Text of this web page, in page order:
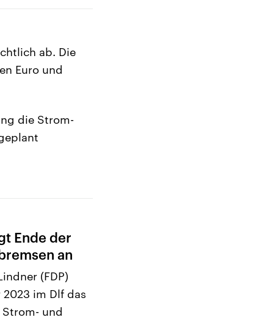
ab. Die
Euro und
die Strom-
Ende der
an
(FDP)
im Dlf das
und